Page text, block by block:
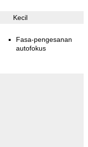
Kecil
Fasa-pengesanan
autofokus